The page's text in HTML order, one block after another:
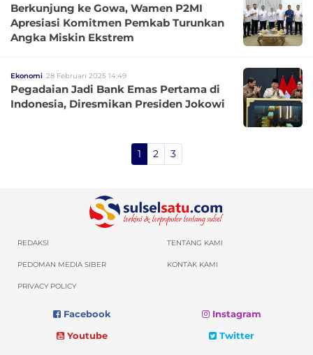
Berkunjung ke Gowa, Wamen P2MI
Apresiasi Komitmen Pemkab Turunkan
Angka Miskin Ekstrem
Ekonomi 28 Februari 2025 14:49
Pegadaian Jadi Bank Emas Pertama di
Indonesia, Diresmikan Presiden Jokowi
1 2 3
REDAKSI TENTANG KAMI
PEDOMAN MEDIA SIBER KONTAK KAMI
PRIVACY POLICY
Facebook
Instagram
Youtube
Twitter